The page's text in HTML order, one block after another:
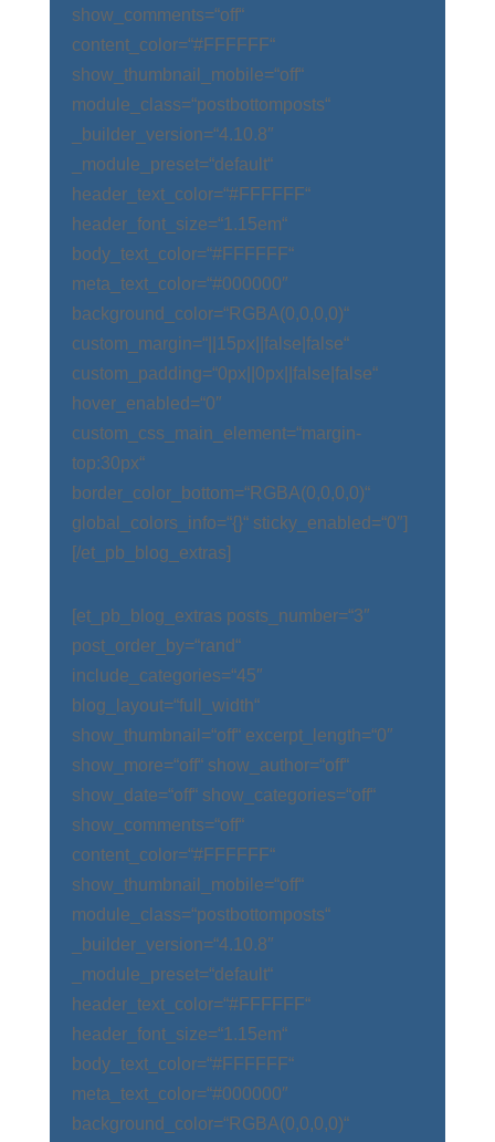
show_comments=“off“
content_color=“#FFFFFF“
show_thumbnail_mobile=“off“
module_class=“postbottomposts“
_builder_version=“4.10.8″
_module_preset=“default“
header_text_color=“#FFFFFF“
header_font_size=“1.15em“
body_text_color=“#FFFFFF“
meta_text_color=“#000000″
background_color=“RGBA(0,0,0,0)“
custom_margin=“||15px||false|false“
custom_padding=“0px||0px||false|false“
hover_enabled=“0″
custom_css_main_element=“margin-
top:30px“
border_color_bottom=“RGBA(0,0,0,0)“
global_colors_info=“{}“ sticky_enabled=“0″]
[/et_pb_blog_extras]
[et_pb_blog_extras posts_number=“3″
post_order_by=“rand“
include_categories=“45″
blog_layout=“full_width“
show_thumbnail=“off“ excerpt_length=“0″
show_more=“off“ show_author=“off“
show_date=“off“ show_categories=“off“
show_comments=“off“
content_color=“#FFFFFF“
show_thumbnail_mobile=“off“
module_class=“postbottomposts“
_builder_version=“4.10.8″
_module_preset=“default“
header_text_color=“#FFFFFF“
header_font_size=“1.15em“
body_text_color=“#FFFFFF“
meta_text_color=“#000000″
background_color=“RGBA(0,0,0,0)“